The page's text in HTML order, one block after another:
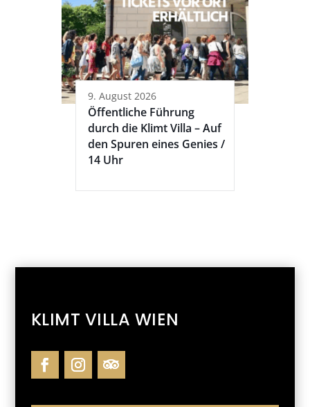
9. August 2026
Öffentliche Führung
durch die Klimt Villa – Auf
den Spuren eines Genies /
14 Uhr
KLIMT VILLA WIEN